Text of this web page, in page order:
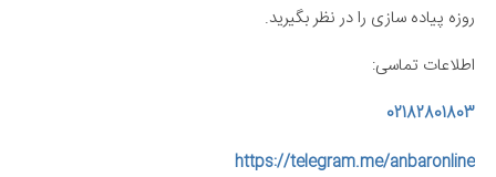
روزه پیاده سازی را در نظر بگیرید.
اطلاعات تماسی:
02182801803
https://telegram.me/anbaronline